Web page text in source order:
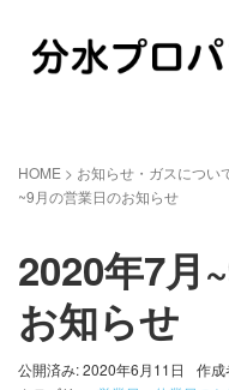
HOME > お知らせ・ガスについ
~9月の営業日のお知らせ
2020年7月
お知らせ
公開済み: 2020年6月11日 作成